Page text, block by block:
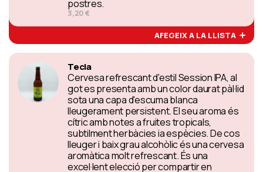
postres.
3,20 €
AFEGEIX A LA LLISTA
Tecla
Cervesa refrescant d'estil Session IPA, al
got es presenta amb un color daurat pàl·lid
sota una capa d'escuma blanca
lleugerament persistent. El seu aroma és
cítric amb notes a fruites tropicals,
subtilment herbàcies ia espècies. De cos
lleuger i baix grau alcohòlic és una cervesa
aromàtica molt refrescant. És una
excel·lent elecció per compartir en